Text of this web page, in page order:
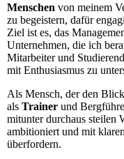
Menschen von meinem
zu begeistern, dafür
Ziel ist es, das
Unternehmen, die ich
Mitarbeiter und
mit Enthusiasmus zu
Als Mensch, der den
als Trainer und
mitunter durchaus steilen
ambitioniert und mit
überfordern.